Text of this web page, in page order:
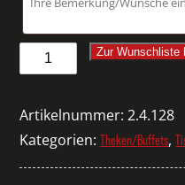
Buffettisch
Leipzig
hochglanz
Zur Wunschliste
Artikelnummer:2.4.128
Kategorien:Theken/Buffets,